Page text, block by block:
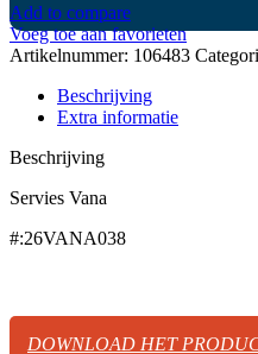
Add to compare
Voeg toe aan favorieten
Artikelnummer: 106483
Beschrijving
Extra informatie
Beschrijving
Servies Vana
#:26VANA038
DOWNLOAD HET